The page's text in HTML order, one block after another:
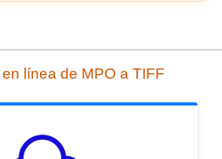
línea de MPO a TIFF